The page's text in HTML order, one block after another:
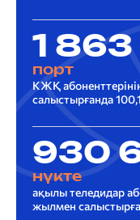
1
порт
КЖҚ
салыстырғанда
930
нүкте
ақылы теледидар
жылмен